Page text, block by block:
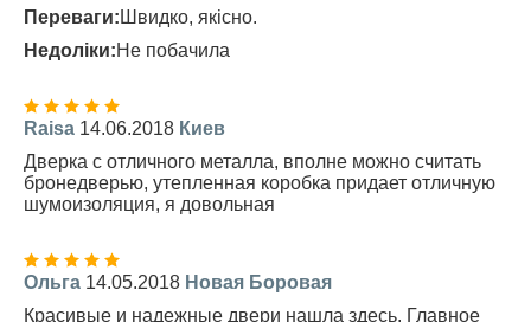
Переваги: Швидко, якісно.
Недоліки:Не побачила
Raisa 14.06.2018 Киев
Дверка с отличного металла, вполне можно считать
бронедверью, утепленная коробка придает отличную
шумоизоляция, я довольная
Ольга 14.05.2018 Новая Боровая
Красивые и надежные двери нашла здесь. Главное